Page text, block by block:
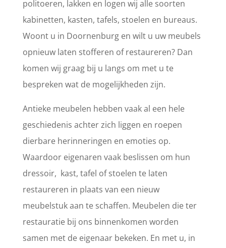
politoeren, lakken en logen wij alle soorten
kabinetten, kasten, tafels, stoelen en bureaus.
Woont u in Doornenburg en wilt u uw meubels
opnieuw laten stofferen of restaureren? Dan
komen wij graag bij u langs om met u te
bespreken wat de mogelijkheden zijn.
Antieke meubelen hebben vaak al een hele
geschiedenis achter zich liggen en roepen
dierbare herinneringen en emoties op.
Waardoor eigenaren vaak beslissen om hun
dressoir, kast, tafel of stoelen te laten
restaureren in plaats van een nieuw
meubelstuk aan te schaffen. Meubelen die ter
restauratie bij ons binnenkomen worden
samen met de eigenaar bekeken. En met u, in